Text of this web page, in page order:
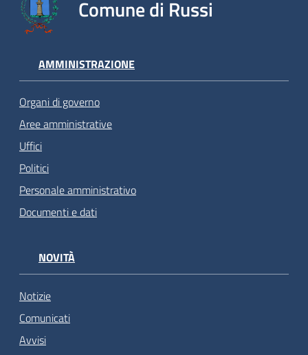
Comune di Russi
AMMINISTRAZIONE
Organi di governo
Aree amministrative
Uffici
Politici
Personale amministrativo
Documenti e dati
NOVITÀ
Notizie
Comunicati
Avvisi